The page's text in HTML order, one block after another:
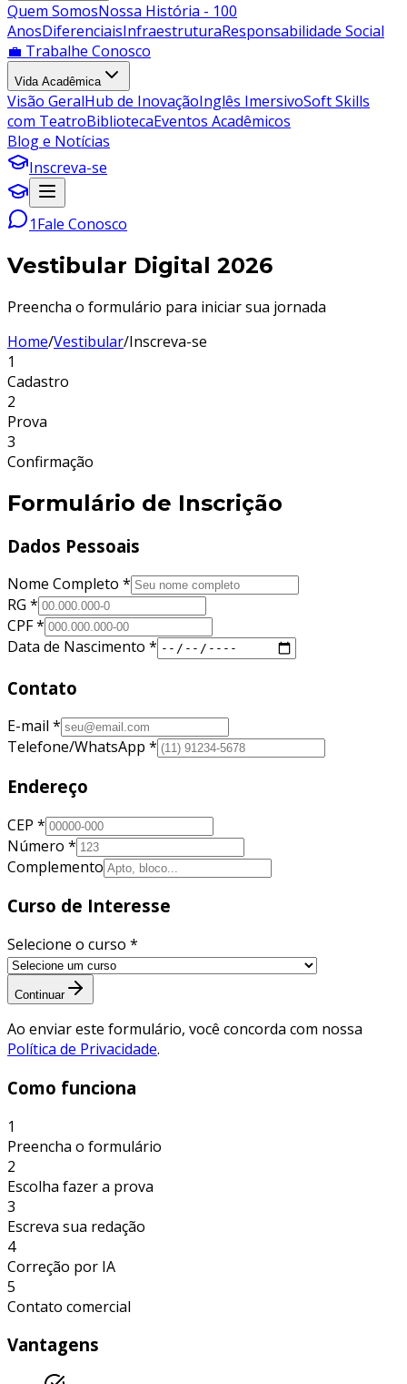
Quem SomosNossa História - 100
AnosDiferenciaisInfraestruturaResponsabilidade Social
💼 Trabalhe Conosco
Vida Acadêmica
Visão GeralHub de InovaçãoInglês ImersivoSoft Skills
com TeatroBibliotecaEventos Acadêmicos
Blog e Notícias
Inscreva-se
1Fale Conosco
Vestibular Digital 2026
Preencha o formulário para iniciar sua jornada
Home/Vestibular/Inscreva-se
1
Cadastro
2
Prova
3
Confirmação
Formulário de Inscrição
Dados Pessoais
Nome Completo *
RG *
CPF *
Data de Nascimento *
Contato
E-mail *
Telefone/WhatsApp *
Endereço
CEP *
Número *
Complemento
Curso de Interesse
Selecione o curso *
Continuar
Ao enviar este formulário, você concorda com nossa
Política de Privacidade.
Como funciona
1
Preencha o formulário
2
Escolha fazer a prova
3
Escreva sua redação
4
Correção por IA
5
Contato comercial
Vantagens